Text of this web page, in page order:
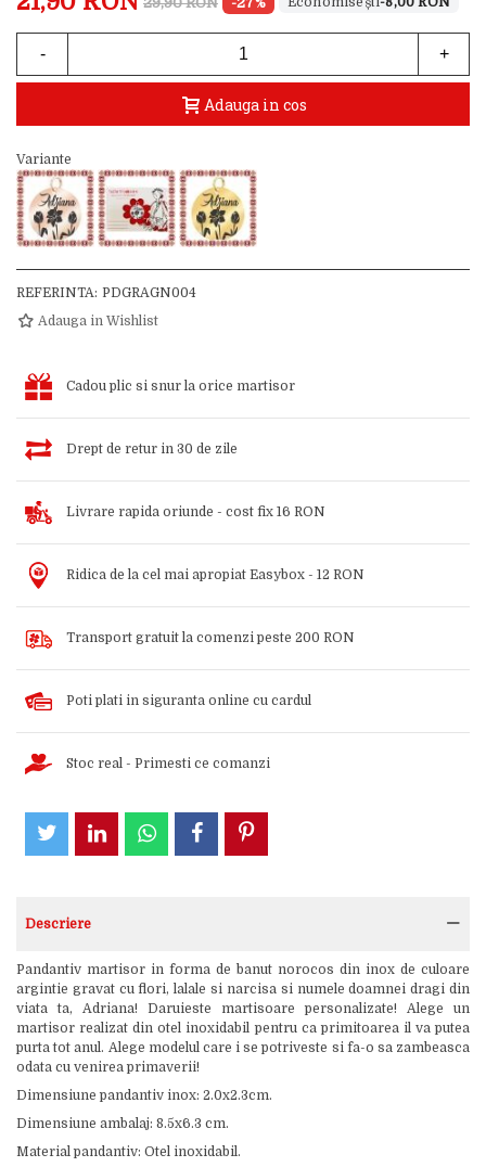
- +
Adauga in cos
Variante
REFERINTA: PDGRAGN004
Adauga in Wishlist
Cadou plic si snur la orice martisor
Drept de retur in 30 de zile
Livrare rapida oriunde - cost fix 16 RON
Ridica de la cel mai apropiat Easybox - 12 RON
Transport gratuit la comenzi peste 200 RON
Poti plati in siguranta online cu cardul
Stoc real - Primesti ce comanzi
Descriere
Pandantiv martisor in forma de banut norocos din inox de culoare
argintie gravat cu flori, lalale si narcisa si numele doamnei dragi din
viata ta, Adriana! Daruieste martisoare personalizate! Alege un
martisor realizat din otel inoxidabil pentru ca primitoarea il va putea
purta tot anul. Alege modelul care i se potriveste si fa-o sa zambeasca
odata cu venirea primaverii!
Dimensiune pandantiv inox: 2.0x2.3cm.
Dimensiune ambalaj: 8.5x6.3 cm.
Material pandantiv: Otel inoxidabil.